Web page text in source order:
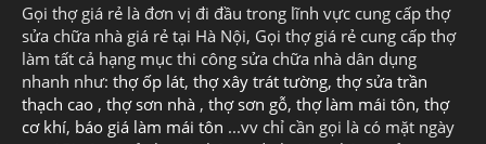
Gọi thợ giá rẻ là đơn vị đi đầu trong lĩnh vực cung cấp thợ
sửa chữa nhà giá rẻ tại Hà Nội, Gọi thợ giá rẻ cung cấp thợ
làm tất cả hạng mục thi công sửa chữa nhà dân dụng
nhanh như: thợ ốp lát, thợ xây trát tường, thợ sửa trần
thạch cao , thợ sơn nhà , thợ sơn gỗ, thợ làm mái tôn, thợ
cơ khí, báo giá làm mái tôn ...vv chỉ cần gọi là có mặt ngày